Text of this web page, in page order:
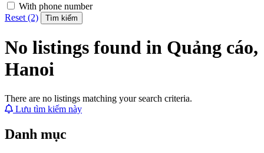
With phone number
Reset (2)
Tìm kiếm
No listings found in Quảng cáo,
Hanoi
There are no listings matching your search criteria.
Lưu tìm kiếm này
Danh mục